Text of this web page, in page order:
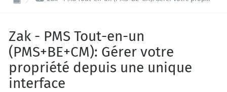
Zak - PMS Tout-en-un
(PMS+BE+CM): Gérer votre
propriété depuis une unique
interface